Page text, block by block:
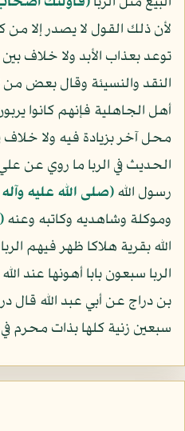
لأن ذلك القول لا يصدر إلا
توعد بعذاب الأبد ولا خلاف
النقد والنسيئة وقال بعض من
أهل الجاهلية فإنهم كانوا
محل آخر بزيادة فيه ولا خلاف
الحديث في الربا ما روي عن
رسول الله(صلى الله عليه
وموكلة وشاهديه وكاتبه وعنه
الله بقرية هلاكا ظهر فيهم
الربا سبعون بابا أهونها عند
بن دراج عن أبي عبد الله قال
سبعين زنية كلها بذات محرم في